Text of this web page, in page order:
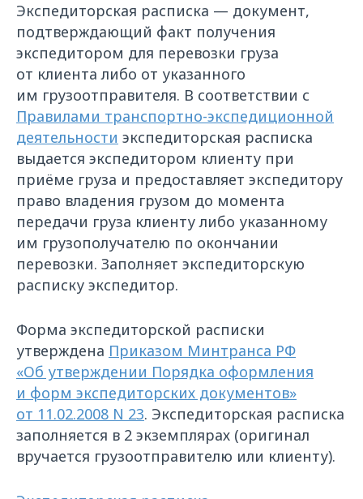
Экспедиторская расписка — документ,
подтверждающий факт получения
экспедитором для перевозки груза
от клиента либо от указанного
им грузоотправителя. В соответствии с
Правилами транспортно-экспедиционной
деятельности экспедиторская расписка
выдается экспедитором клиенту при
приёме груза и предоставляет экспедитору
право владения грузом до момента
передачи груза клиенту либо указанному
им грузополучателю по окончании
перевозки. Заполняет экспедиторскую
расписку экспедитор.
Форма экспедиторской расписки
утверждена Приказом Минтранса РФ
«Об утверждении Порядка оформления
и форм экспедиторских документов»
от 11.02.2008 N 23. Экспедиторская расписка
заполняется в 2 экземплярах (оригинал
вручается грузоотправителю или клиенту).